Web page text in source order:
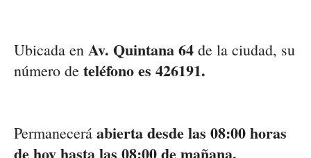
Ubicada en Av. Quintana 64 de la ciudad, su
número de teléfono es 426191.
Permanecerá abierta desde las 08:00 horas